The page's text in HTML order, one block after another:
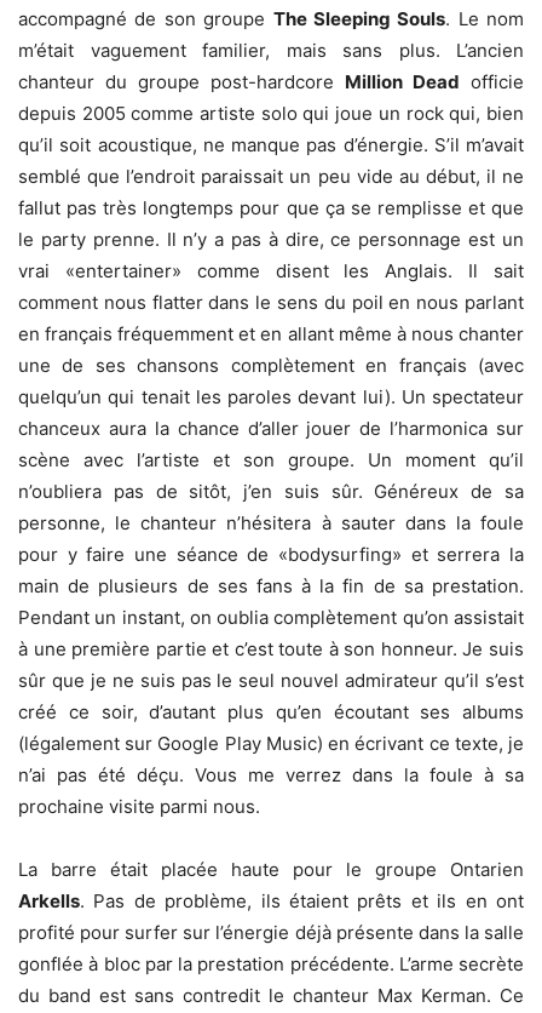
accompagné de son groupe The Sleeping Souls. Le nom
m’était vaguement familier, mais sans plus. L’ancien
chanteur du groupe post-hardcore Million Dead officie
depuis 2005 comme artiste solo qui joue un rock qui, bien
qu’il soit acoustique, ne manque pas d’énergie. S’il m’avait
semblé que l’endroit paraissait un peu vide au début, il ne
fallut pas très longtemps pour que ça se remplisse et que
le party prenne. Il n’y a pas à dire, ce personnage est un
vrai «entertainer» comme disent les Anglais. Il sait
comment nous flatter dans le sens du poil en nous parlant
en français fréquemment et en allant même à nous chanter
une de ses chansons complètement en français (avec
quelqu’un qui tenait les paroles devant lui). Un spectateur
chanceux aura la chance d’aller jouer de l’harmonica sur
scène avec l’artiste et son groupe. Un moment qu’il
n’oubliera pas de sitôt, j’en suis sûr. Généreux de sa
personne, le chanteur n’hésitera à sauter dans la foule
pour y faire une séance de «bodysurfing» et serrera la
main de plusieurs de ses fans à la fin de sa prestation.
Pendant un instant, on oublia complètement qu’on assistait
à une première partie et c’est toute à son honneur. Je suis
sûr que je ne suis pas le seul nouvel admirateur qu’il s’est
créé ce soir, d’autant plus qu’en écoutant ses albums
(légalement sur Google Play Music) en écrivant ce texte, je
n’ai pas été déçu. Vous me verrez dans la foule à sa
prochaine visite parmi nous.
La barre était placée haute pour le groupe Ontarien
Arkells. Pas de problème, ils étaient prêts et ils en ont
profité pour surfer sur l’énergie déjà présente dans la salle
gonflée à bloc par la prestation précédente. L’arme secrète
du band est sans contredit le chanteur Max Kerman. Ce